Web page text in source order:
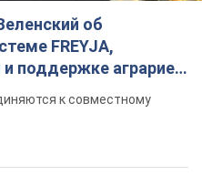
об
FREYJA,
поддержке аграриев.
к совместному